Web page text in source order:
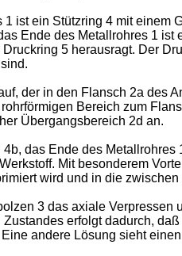
1 ist ein Stützring 4 mit
Ende des Metallrohres 1
5 herausragt. Der
der in den Flansch 2a des
Bereich zum
Übergangsbereich 2d an.
das Ende des
Mit besonderem
wird und in die
3 das axiale
erfolgt dadurch,
andere Lösung sieht